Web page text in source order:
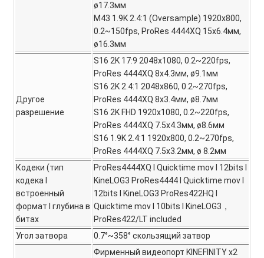
ø17.3мм
M43 1.9K 2.4:1 (Oversample) 1920x800,
0.2~150fps, ProRes 4444XQ 15x6.4мм,
ø16.3мм
Другое
разрешение
S16 2K 17:9 2048x1080, 0.2~220fps,
ProRes 4444XQ 8x4.3мм, ø9.1мм
S16 2K 2.4:1 2048x860, 0.2~270fps,
ProRes 4444XQ 8x3.4мм, ø8.7мм
S16 2K FHD 1920x1080, 0.2~220fps,
ProRes 4444XQ 7.5x4.3мм, ø8.6мм
S16 1.9K 2.4:1 1920x800, 0.2~270fps,
ProRes 4444XQ 7.5x3.2мм, ø 8.2мм
Кодеки (тип
кодека I
встроенный
формат I глубина в
битах
ProRes4444XQ I Quicktime mov I 12bits I
KineLOG3 ProRes4444 I Quicktime mov I
12bits I KineLOG3 ProRes422HQ I
Quicktime mov I 10bits I KineLOG3，
ProRes422/LT included
Угол затвора
0.7°~358° скользящий затвор
Фирменный видеопорт KINEFINITY x2